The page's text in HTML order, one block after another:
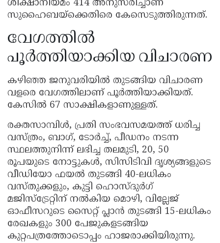
ശിക്ഷാനിയമം 414 അനുസരിച്ചാണ്
സുഹൈബയ്‌ക്കെതിരെ കേസെടുത്തിരുന്നത്.
വേഗത്തിൽ
പൂർത്തിയാക്കിയ വിചാരണ
കഴിഞ്ഞ ജനുവരിയിൽ തുടങ്ങിയ വിചാരണ
വളരെ വേഗത്തിലാണ് പൂർത്തിയാക്കിയത്.
കേസിൽ 67 സാക്ഷികളാണുള്ളത്.
രക്തസാമ്പിൾ, പ്രതി സംഭവസമയത്ത് ധരിച്ച
വസ്ത്രം, ബാഗ്, ടോർച്ച്, പീഡനം നടന്ന
സ്ഥലത്തുനിന്ന് ലഭിച്ച തലമുടി, 20, 50
രൂപയുടെ നോട്ടുകൾ, സിസിടിവി ദൃശ്യങ്ങളുടെ
വീഡിയോ ഫയൽ തുടങ്ങി 40-ലധികം
വസ്തുക്കളും, കുട്ടി ഹൊസ്ദുർഗ്
മജിസ്ട്രേറ്റിന് നൽകിയ മൊഴി, വില്ലേജ്
ഓഫീസറുടെ സൈറ്റ് പ്ലാൻ തുടങ്ങി 15-ലധികം
രേഖകളും 300 പേജുകളടങ്ങിയ
കുറ്റപത്രത്തോടൊപ്പം ഹാജരാക്കിയിരുന്നു.